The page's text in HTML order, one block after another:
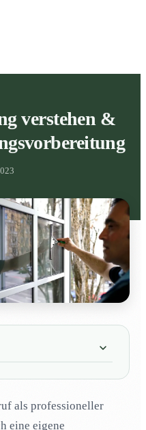
verstehen &
ist unverzichtbar
Gründung
als professioneller
eine eigene